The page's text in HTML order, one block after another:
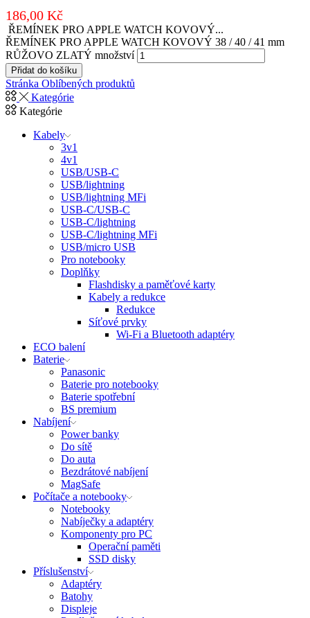
186,00 Kč
ŘEMÍNEK PRO APPLE WATCH KOVOVÝ...
ŘEMÍNEK PRO APPLE WATCH KOVOVÝ 38 / 40 / 41 mm
RŮŽOVO ZLATÝ množství
Přidat do košíku
Stránka Oblíbených produktů
Kategórie
Kategórie
Kabely
3v1
4v1
USB/USB-C
USB/lightning
USB/lightning MFi
USB-C/USB-C
USB-C/lightning
USB-C/lightning MFi
USB/micro USB
Pro notebooky
Doplňky
Flashdisky a paměťové karty
Kabely a redukce
Redukce
Síťové prvky
Wi-Fi a Bluetooth adaptéry
ECO balení
Baterie
Panasonic
Baterie pro notebooky
Baterie spotřební
BS premium
Nabíjení
Power banky
Do sítě
Do auta
Bezdrátové nabíjení
MagSafe
Počítače a notebooky
Notebooky
Nabíječky a adaptéry
Komponenty pro PC
Operační paměti
SSD disky
Příslušenství
Adaptéry
Batohy
Displeje